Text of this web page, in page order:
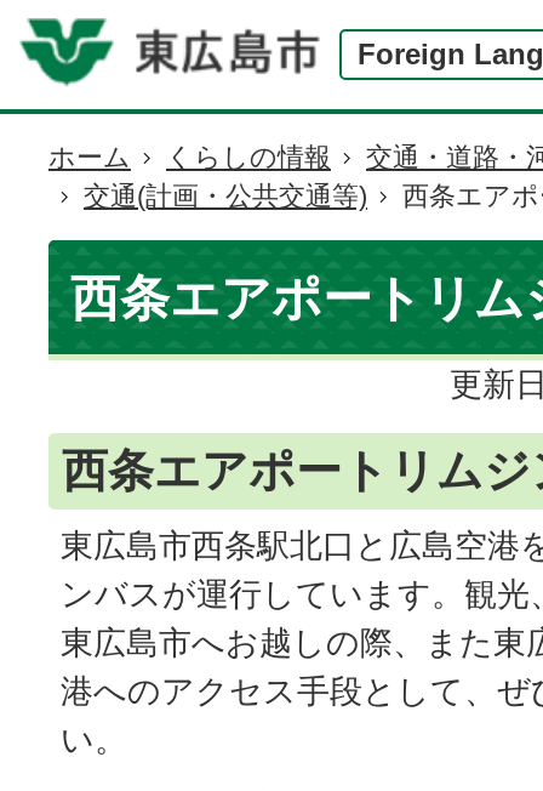
Foreign
現
在
の
位
置
ホーム くらしの情報
交通・道路・
交通(計画・公共交通等)
西条エア
西条エアポートリム
更新
西条エアポートリム
東広島市西条駅北口と広島空港
ンバスが運行しています。観
東広島市へお越しの際、また東
港へのアクセス手段として、
い。